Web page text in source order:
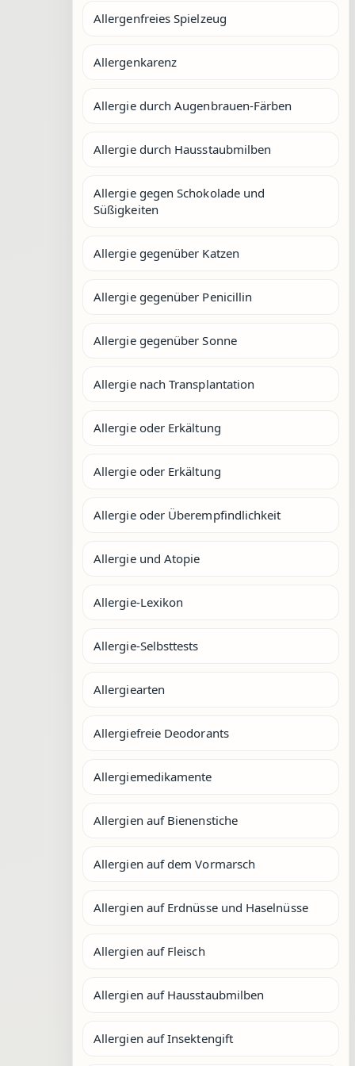
Allergenfreies Spielzeug
Allergenkarenz
Allergie durch Augenbrauen-Färben
Allergie durch Hausstaubmilben
Allergie gegen Schokolade und
Süßigkeiten
Allergie gegenüber Katzen
Allergie gegenüber Penicillin
Allergie gegenüber Sonne
Allergie nach Transplantation
Allergie oder Erkältung
Allergie oder Erkältung
Allergie oder Überempfindlichkeit
Allergie und Atopie
Allergie-Lexikon
Allergie-Selbsttests
Allergiearten
Allergiefreie Deodorants
Allergiemedikamente
Allergien auf Bienenstiche
Allergien auf dem Vormarsch
Allergien auf Erdnüsse und Haselnüsse
Allergien auf Fleisch
Allergien auf Hausstaubmilben
Allergien auf Insektengift